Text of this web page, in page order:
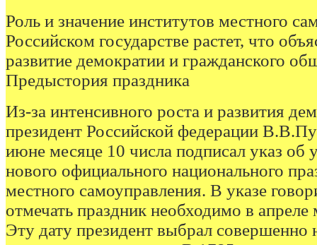
Роль и значение институтов местного
Российском государстве растет, что
развитие демократии и гражданского
Предыстория праздника
Из-за интенсивного роста и развития
президент Российской федерации
июне месяце 10 числа подписал указ об
нового официального национального
местного самоуправления. В указе
отмечать праздник необходимо в апреле
Эту дату президент выбрал совершенно